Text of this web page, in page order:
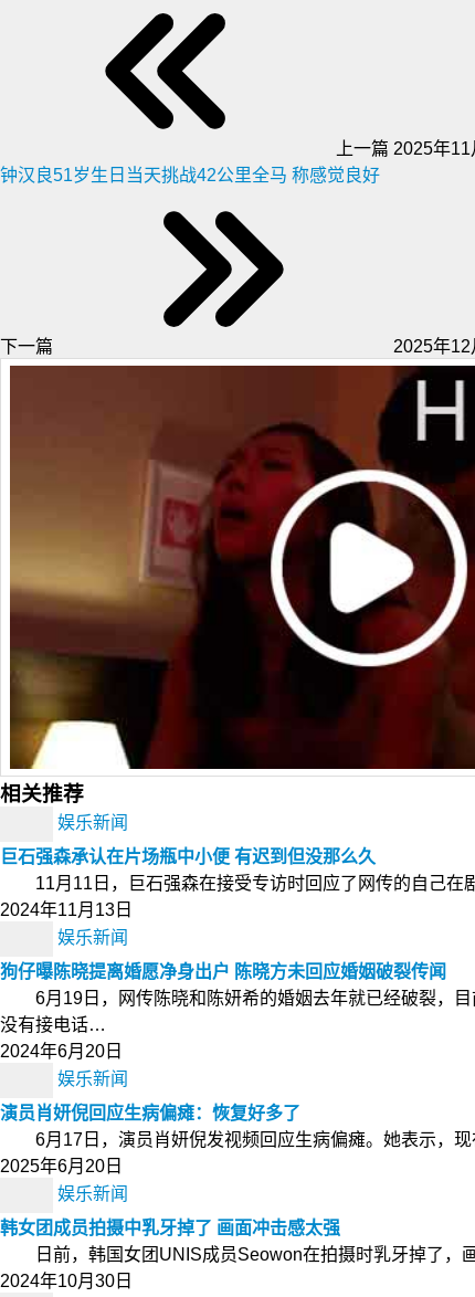
上一篇 2025年
钟汉良51岁生日当天挑战42公里全马 称感觉良好
下一篇 2025年12
相关推荐
娱乐新闻
巨石强森承认在片场瓶中小便 有迟到但没那么久
11月11日，巨石强森在接受专访时回应了网传的自己在
2024年11月13日
娱乐新闻
狗仔曝陈晓提离婚愿净身出户 陈晓方未回应婚姻破裂传闻
6月19日，网传陈晓和陈妍希的婚姻去年就已经破裂，目
没有接电话…
2024年6月20日
娱乐新闻
演员肖妍倪回应生病偏瘫：恢复好多了
6月17日，演员肖妍倪发视频回应生病偏瘫。她表示，现
2025年6月20日
娱乐新闻
韩女团成员拍摄中乳牙掉了 画面冲击感太强
日前，韩国女团UNIS成员Seowon在拍摄时乳牙掉了
2024年10月30日